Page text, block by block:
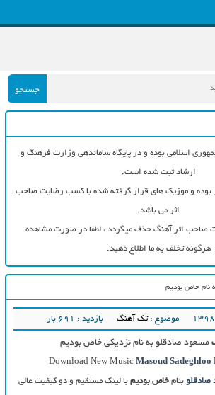
جستجو
اسلامی بوده و در پایگاه ساماندهی وزارت فرهنگ و
ارشاد ثبت شده است.
بوده و موزیک های قرار گرفته شده با کسب رضایت صاحب
اثر می باشد.
اثر آهنگ حذف میگردد ، لطفا در صورت مشاهده
هرگونه تخلف به ما اطلاع دهید.
نام خاص بودیم
موضوع :تک آهنگ بازدید : 691 بار
مسعود صادقلو به نام نزدیکی خاص بودیم
Download New Music Masoud Sadeghloo
صادقلو بنامخاص بودیمبا لینک مستقیم و دو کیفیت عالی